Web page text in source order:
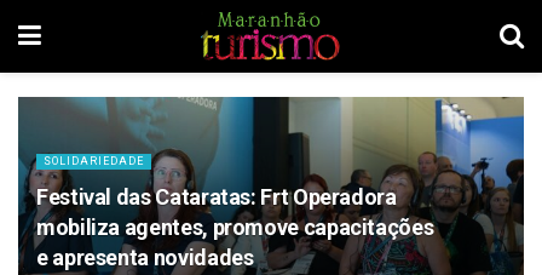
SOLIDARIEDADE
Festival das Cataratas: Frt Operadora
mobiliza agentes, promove capacitações
e apresenta novidades